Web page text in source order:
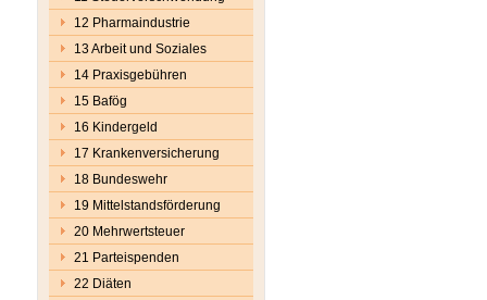
12 Pharmaindustrie
13 Arbeit und Soziales
14 Praxisgebühren
15 Bafög
16 Kindergeld
17 Krankenversicherung
18 Bundeswehr
19 Mittelstandsförderung
20 Mehrwertsteuer
21 Parteispenden
22 Diäten